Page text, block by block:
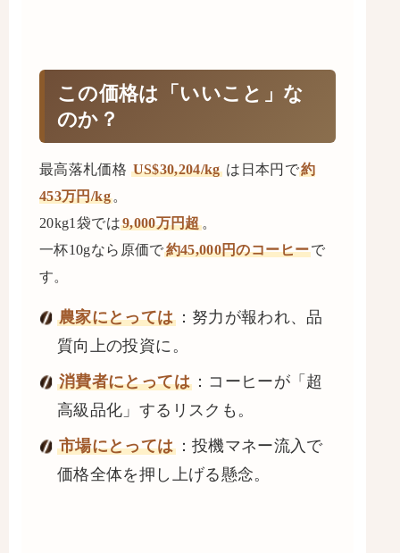
この価格は「いいこと」な
のか？
最高落札価格 US$30,204/kgは日本円で約
453万円/kg。
20kg1袋では9,000万円超。
一杯10gなら原価で約45,000円のコーヒーで
す。
農家にとっては：努力が報われ、品
質向上の投資に。
消費者にとっては：コーヒーが「超
高級品化」するリスクも。
市場にとっては：投機マネー流入で
価格全体を押し上げる懸念。